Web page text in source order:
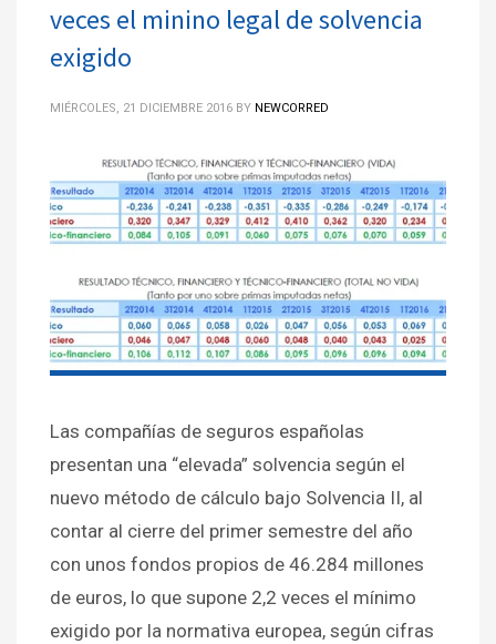
veces el minino legal de solvencia
exigido
MIÉRCOLES, 21 DICIEMBRE 2016 BY NEWCORRED
Las compañías de seguros españolas
presentan una “elevada” solvencia según el
nuevo método de cálculo bajo Solvencia II, al
contar al cierre del primer semestre del año
con unos fondos propios de 46.284 millones
de euros, lo que supone 2,2 veces el mínimo
exigido por la normativa europea, según cifras